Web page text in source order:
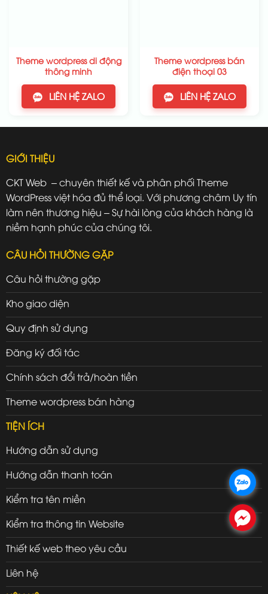
Theme wordpress di động
thông minh
LIÊN HỆ ZALO
Theme wordpress bán
điện thoại 03
LIÊN HỆ ZALO
GIỚI THIỆU
CKT Web – chuyên thiết kế và phân phối Theme
WordPress việt hóa đủ thể loại. Với phương châm Uy tín
làm nên thương hiệu – Sự hài lòng của khách hàng là
niềm hạnh phúc của chúng tôi.
CÂU HỎI THƯỜNG GẶP
Câu hỏi thường gặp
Kho giao diện
Quy định sử dụng
Đăng ký đối tác
Chính sách đổi trả/hoàn tiền
Theme wordpress bán hàng
TIỆN ÍCH
Hướng dẫn sử dụng
Hướng dẫn thanh toán
Kiểm tra tên miền
Kiểm tra thông tin Website
Thiết kế web theo yêu cầu
Liên hệ
.
.